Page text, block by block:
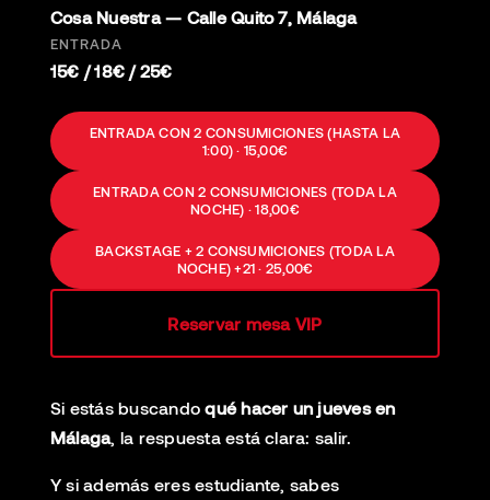
Cosa Nuestra — Calle Quito 7, Málaga
ENTRADA
15€ / 18€ / 25€
ENTRADA CON 2 CONSUMICIONES (HASTA LA
1:00) · 15,00€
ENTRADA CON 2 CONSUMICIONES (TODA LA
NOCHE) · 18,00€
BACKSTAGE + 2 CONSUMICIONES (TODA LA
NOCHE) +21 · 25,00€
Reservar mesa VIP
Si estás buscandoqué hacer un jueves en
Málaga , la respuesta está clara: salir.
Y si además eres estudiante, sabes